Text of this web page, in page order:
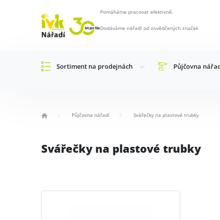
Pomáháme pracovat efektivně.
Dodáváme nářadí od osvědčených značek
Sortiment na prodejnách Půjčovna
Půjčovna nářadí Svářečky na plastové trubky
Svářečky na plastové trubky